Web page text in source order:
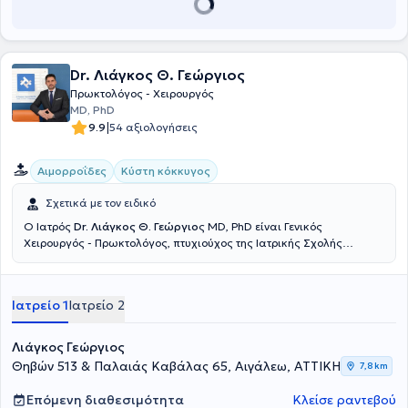
Dr. Λιάγκος Θ. Γεώργιος
Πρωκτολόγος - Χειρουργός
MD, PhD
9.9|54 αξιολογήσεις
Αιμορροΐδες Κύστη κόκκυγος
Σχετικά με τον ειδικό
Ο Ιατρός Dr. Λιάγκος Θ. Γεώργιος ΜD, PhD είναι Γενικός
Χειρουργός - Πρωκτολόγος, πτυχιούχος της Ιατρικής Σχολής
Σχολής του Εθνικού και Καποδιστριακού Πανεπιστημίου Αθηνών.
του ομίλου Lumedica και Επιστημονικός Συνεργάτης Χειρουργός -
Πρωκτολόγος του Metropolitan Hospital στο Νέο Φάληρο και στο
Therapis στην Αθήνα και διατηρεί ιδιωτικό ιατρείο στο Αιγάλεω και
στη Λαμία.Είναι πιστοποιημένο μέλος του Αμερικάνικου Κολεγίου
των Χειρουργών (ATLS - ACS Committee on Trauma) και ενεργό
Ιατρείο 1Ιατρείο 2
Λιάγκος Γεώργιος
Θηβών 513 & Παλαιάς Καβάλας 65, Αιγάλεω, ΑΤΤΙΚΗ
7,8 km
Επόμενη διαθεσιμότητα Κλείσε ραντεβού